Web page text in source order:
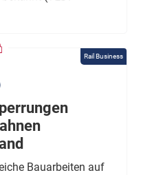
Rail Business
Bauarbeiten auf